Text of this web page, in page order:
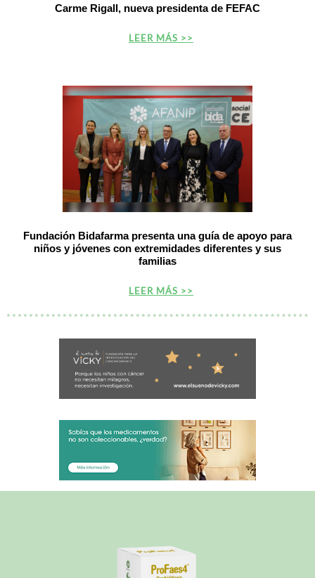
Carme Rigall, nueva presidenta de FEFAC
LEER MÁS >>
Fundación Bidafarma presenta una guía de apoyo para
niños y jóvenes con extremidades diferentes y sus
familias
LEER MÁS >>